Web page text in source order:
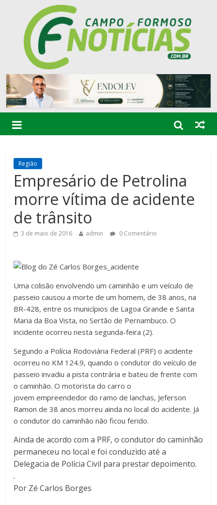
Região
Empresário de Petrolina
morre vítima de acidente
de trânsito
3 de maio de 2016 admin 0 Comentário
Uma colisão envolvendo um caminhão e um veículo de
passeio causou a morte de um homem, de 38 anos, na
BR-428, entre os municípios de Lagoa Grande e Santa
Maria da Boa Vista, no Sertão de Pernambuco. O
incidente ocorreu nesta segunda-feira (2).
Segundo a Polícia Rodoviária Federal (PRF) o acidente
ocorreu no KM 124.9, quando o condutor do veículo de
passeio invadiu a pista contrária e bateu de frente com
o caminhão. O motorista do carro o
jovem empreendedor do ramo de lanchas, Jeferson
Ramon de 38 anos morreu ainda no local do acidente. Já
o condutor do caminhão não ficou ferido.
Ainda de acordo com a PRF, o condutor do caminhão
permaneceu no local e foi conduzido até a
Delegacia de Polícia Civil para prestar depoimento.
.
Por Zé Carlos Borges